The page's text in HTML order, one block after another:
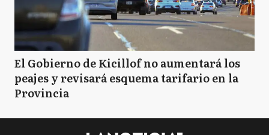
El Gobierno de Kicillof no aumentará los
peajes y revisará esquema tarifario en la
Provincia